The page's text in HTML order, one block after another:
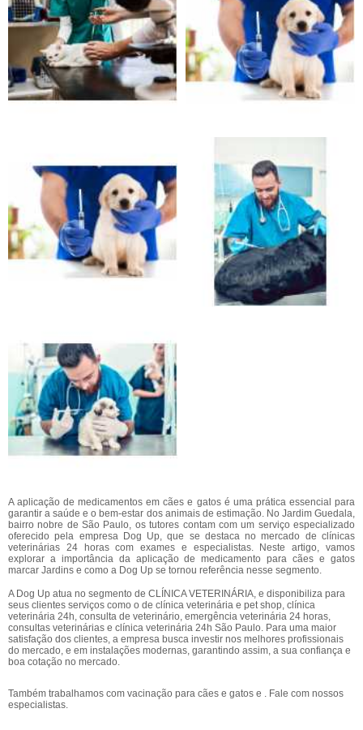
A aplicação de medicamentos em cães e gatos é uma prática essencial para
garantir a saúde e o bem-estar dos animais de estimação. No Jardim Guedala,
bairro nobre de São Paulo, os tutores contam com um serviço especializado
oferecido pela empresa Dog Up, que se destaca no mercado de clínicas
veterinárias 24 horas com exames e especialistas. Neste artigo, vamos
explorar a importância da aplicação de medicamento para cães e gatos
marcar Jardins e como a Dog Up se tornou referência nesse segmento.
A Dog Up atua no segmento de CLÍNICA VETERINÁRIA, e disponibiliza para
seus clientes serviços como o de clínica veterinária e pet shop, clínica
veterinária 24h, consulta de veterinário, emergência veterinária 24 horas,
consultas veterinárias e clínica veterinária 24h São Paulo. Para uma maior
satisfação dos clientes, a empresa busca investir nos melhores profissionais
do mercado, e em instalações modernas, garantindo assim, a sua confiança e
boa cotação no mercado.
Também trabalhamos com vacinação para cães e gatos e . Fale com nossos
especialistas.